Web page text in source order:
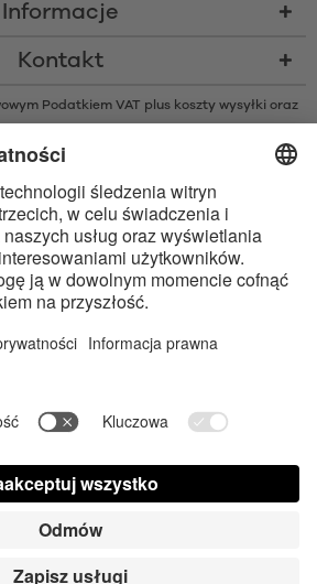
Informacje
Kontakt
Podatkiem VAT plus koszty wysyłki oraz
Bluetooth® są zarejestrowanymi znakami
Bluetooth SIG, Inc. i każde użycie tych znaków
GmbH jest wykonywane na licencji.
Watch są znakami towarowymi Apple Inc.
Play są znakami towarowymi Google LLC.
sklepu Contact us today
cookie FAQ
Prasa Login